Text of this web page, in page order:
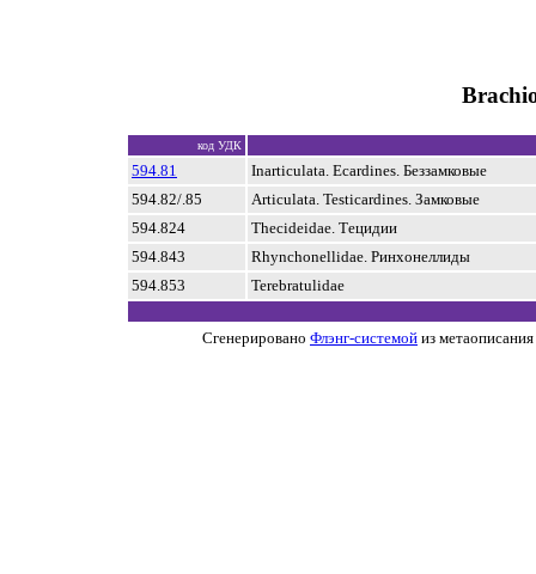
код УДК
594.81
Inarticulata. Ecardines. Беззамковые
594.82/.85
Articulata. Testicardines. Замковые
594.824
Thecideidae. Тецидии
594.843
Rhynchonellidae. Ринхонеллиды
594.853
Terebratulidae
Сгенерировано Флэнг-системой из